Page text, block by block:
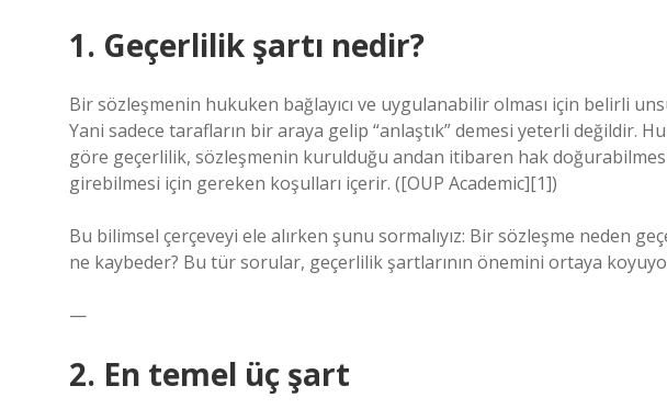
1. Geçerlilik şartı nedir?
Bir sözleşmenin hukuken bağlayıcı ve uygulanabilir olması için belirli
Yani sadece tarafların bir araya gelip “anlaştık” demesi yeterli değildir.
göre geçerlilik, sözleşmenin kurulduğu andan itibaren hak
girebilmesi için gereken koşulları içerir. ([OUP Academic][1])
Bu bilimsel çerçeveyi ele alırken şunu sormalıyız: Bir sözleşme neden
ne kaybeder? Bu tür sorular, geçerlilik şartlarının önemini ortaya
—
2. En temel üç şart